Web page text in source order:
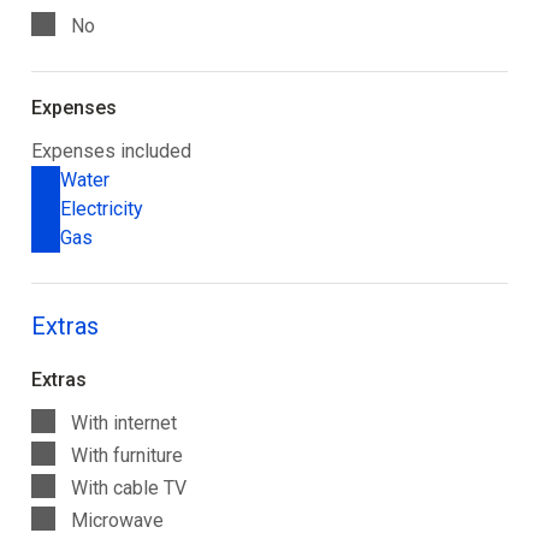
No
Expenses
Expenses included
Water
Electricity
Gas
Extras
Extras
With internet
With furniture
With cable TV
Microwave